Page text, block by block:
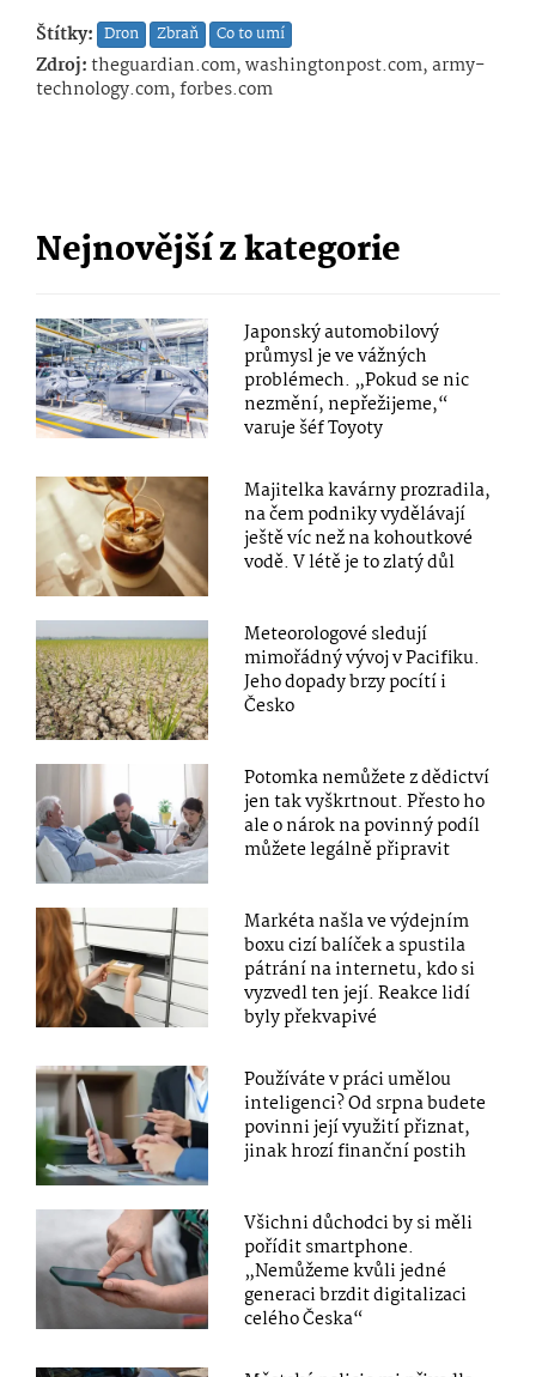
Štítky: Dron Zbraň Co to umí
Zdroj:theguardian.com, washingtonpost.com, army-
technology.com, forbes.com
Nejnovější z kategorie
Japonský automobilový
průmysl je ve vážných
problémech. „Pokud se nic
nezmění, nepřežijeme,“
varuje šéf Toyoty
Majitelka kavárny prozradila,
na čem podniky vydělávají
ještě víc než na kohoutkové
vodě. V létě je to zlatý důl
Meteorologové sledují
mimořádný vývoj v Pacifiku.
Jeho dopady brzy pocítí i
Česko
Potomka nemůžete z dědictví
jen tak vyškrtnout. Přesto ho
ale o nárok na povinný podíl
můžete legálně připravit
Markéta našla ve výdejním
boxu cizí balíček a spustila
pátrání na internetu, kdo si
vyzvedl ten její. Reakce lidí
byly překvapivé
Používáte v práci umělou
inteligenci? Od srpna budete
povinni její využití přiznat,
jinak hrozí finanční postih
Všichni důchodci by si měli
pořídit smartphone.
„Nemůžeme kvůli jedné
generaci brzdit digitalizaci
celého Česka“